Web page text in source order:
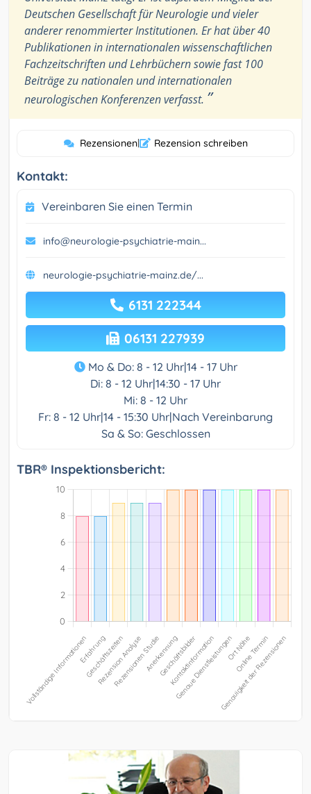
Deutschen Gesellschaft für Neurologie und vieler
anderer renommierter Institutionen. Er hat über 40
Publikationen in internationalen wissenschaftlichen
Fachzeitschriften und Lehrbüchern sowie fast 100
Beiträge zu nationalen und internationalen
neurologischen Konferenzen verfasst. ”
Rezensionen| Rezension schreiben
Kontakt:
Vereinbaren Sie einen Termin
info@neurologie-psychiatrie-main...
neurologie-psychiatrie-mainz.de/...
6131 222344
06131 227939‎
Mo & Do: 8 - 12 Uhr|14 - 17 Uhr
Di: 8 - 12 Uhr|14:30 - 17 Uhr
Mi: 8 - 12 Uhr
Fr: 8 - 12 Uhr|14 - 15:30 Uhr|Nach Vereinbarung
Sa & So: Geschlossen
TBR® Inspektionsbericht: